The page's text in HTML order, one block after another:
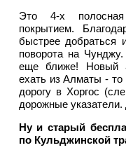
Это 4-х
покрытием.
быстрее
поворота на Чунджу.
еще ближе! Новый
ехать из Алматы - то
дорогу в Хоргос
дорожные указатели.
Ну и старый
по Кульджинской